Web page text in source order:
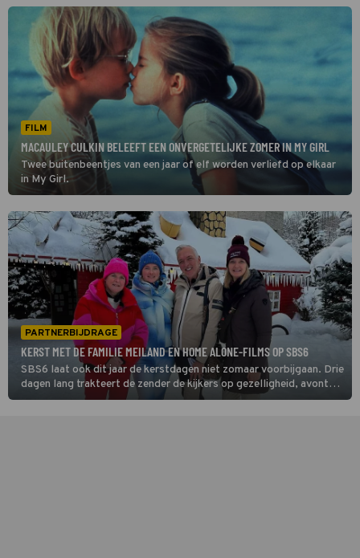
FILM
MACAULEY CULKIN BELEEFT EEN ONVERGETELIJKE ZOMER IN MY GIRL
Twee buitenbeentjes van een jaar of elf worden verliefd op elkaar
in My Girl.
PARTNERBIJDRAGE
KERST MET DE FAMILIE MEILAND EN HOME ALONE-FILMS OP SBS6
SBS6 laat ook dit jaar de kerstdagen niet zomaar voorbijgaan. Drie
dagen lang trakteert de zender de kijkers op gezelligheid, avontuur
en een flinke dosis nostalgie.